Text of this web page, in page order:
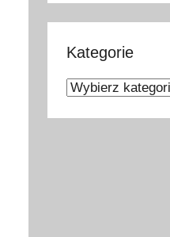
Kategorie
Kategorie